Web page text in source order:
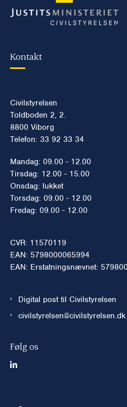
Kontakt
Civilstyrelsen
Toldboden 2, 2.
8800 Viborg
Telefon: 33 92 33 34
Mandag: 09.00 - 12.00
Tirsdag: 12.00 - 15.00
Onsdag: lukket
Torsdag: 09.00 - 12.00
Fredag: 09.00 - 12.00
CVR: 11570119
EAN: 5798000065994
EAN: Erstatningsnævnet:
Digital post til Civilstyrelsen
civilstyrelsen@civilstyrelsen.dk
Følg os